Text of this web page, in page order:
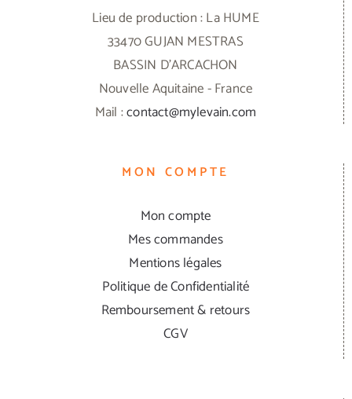
Lieu de production : La HUME
33470 GUJAN MESTRAS
BASSIN D'ARCACHON
Nouvelle Aquitaine - France
Mail :contact@mylevain.com
MON COMPTE
Mon compte
Mes commandes
Mentions légales
Politique de Confidentialité
Remboursement & retours
CGV